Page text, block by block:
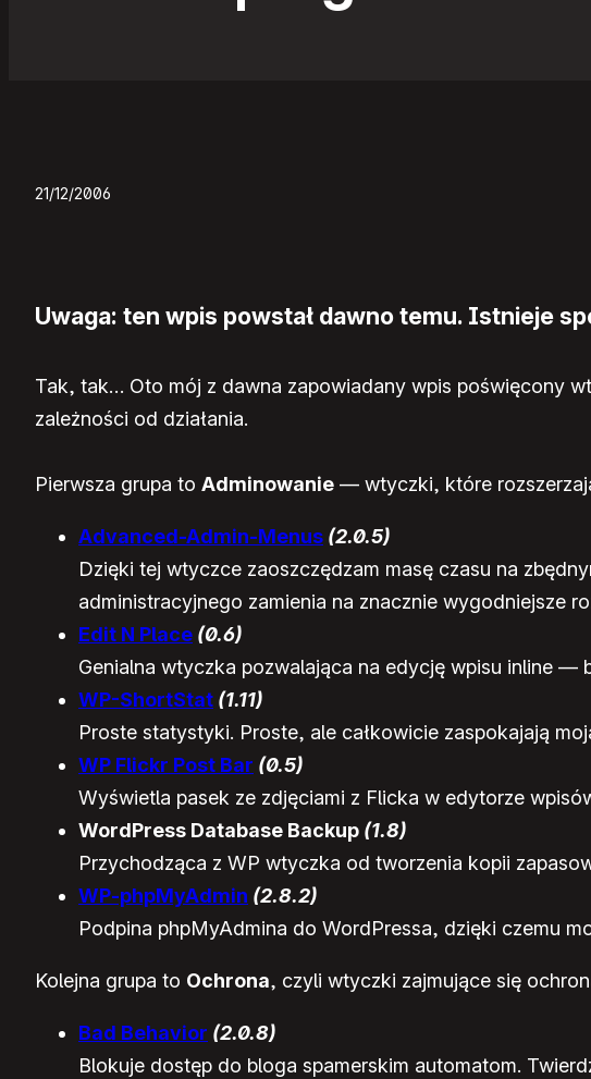
21/12/2006
Uwaga: ten wpis powstał dawno temu. Istnieje
Tak, tak… Oto mój z dawna zapowiadany wpis poświęcony
zależności od działania.
Pierwsza grupa to Adminowanie — wtyczki, które
Advanced-Admin-Menus (2.0.5)
Dzięki tej wtyczce zaoszczędzam masę czasu na
administracyjnego zamienia na znacznie wygodniejsze
Edit N Place (0.6)
Genialna wtyczka pozwalająca na edycję wpisu inline —
WP-ShortStat (1.11)
Proste statystyki. Proste, ale całkowicie zaspokajają
WP Flickr Post Bar (0.5)
Wyświetla pasek ze zdjęciami z Flicka w edytorze
WordPress Database Backup (1.8)
Przychodząca z WP wtyczka od tworzenia kopii
WP-phpMyAdmin (2.8.2)
Podpina phpMyAdmina do WordPressa, dzięki czemu
Kolejna grupa to Ochrona, czyli wtyczki zajmujące się
Bad Behavior (2.0.8)
Blokuje dostęp do bloga spamerskim automatom.